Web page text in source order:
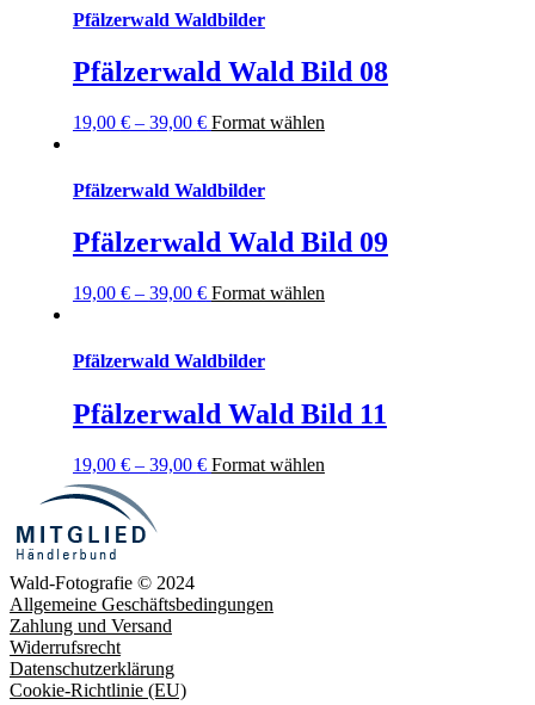
Pfälzerwald Waldbilder
Pfälzerwald Wald Bild 08
19,00 €– 39,00 € Format wählen
Pfälzerwald Waldbilder
Pfälzerwald Wald Bild 09
19,00 €– 39,00 € Format wählen
Pfälzerwald Waldbilder
Pfälzerwald Wald Bild 11
19,00 €– 39,00 € Format wählen
Wald-Fotografie © 2024
Allgemeine Geschäftsbedingungen
Zahlung und Versand
Widerrufsrecht
Datenschutzerklärung
Cookie-Richtlinie (EU)